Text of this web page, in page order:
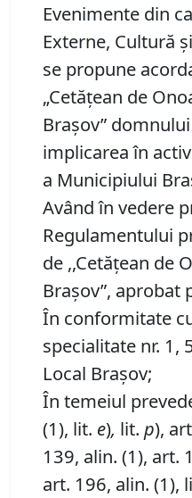
Evenimente din
Externe, Cultură
se propune
„Cetăţean de
Braşov”
implicarea în
a Municipiului
Având în vedere
Regulamentului
de ,,Cetăţean de
Braşov”, aprobat
În conformitate
specialitate nr. 1,
Local Brașov;
În temeiul
(1), lit. e), lit. p),
139, alin. (1), art.
art. 196, alin. (1),